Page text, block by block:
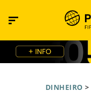
DINHEIRO >